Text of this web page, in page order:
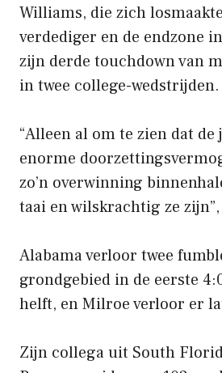
Williams, die zich
verdediger en de endzone
zijn derde touchdown van
in twee college-wedstrijden.
“Alleen al om te zien dat de
enorme
zo’n overwinning
taai en wilskrachtig ze
Alabama verloor twee
grondgebied in de eerste
helft, en Milroe verloor er
Zijn collega uit South